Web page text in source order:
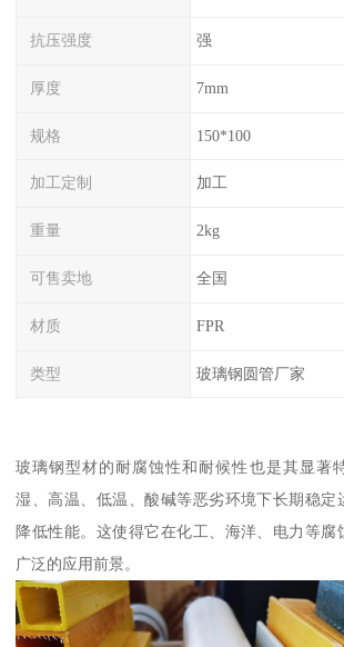
抗压强度 强
厚度 7mm
规格 150*100
加工定制 加工
重量 2kg
可售卖地 全国
材质 FPR
类型 玻璃钢圆管厂家
玻璃钢型材的耐腐蚀性和耐候性也是其显著
湿、高温、低温、酸碱等恶劣环境下长期稳定
降低性能。这使得它在化工、海洋、电力等腐
广泛的应用前景。